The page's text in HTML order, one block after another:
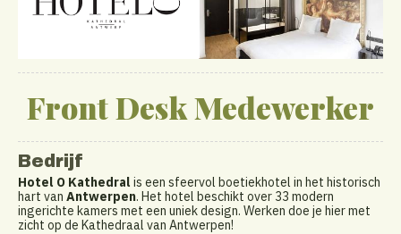
Front Desk Medewerker
Bedrijf
Hotel O Kathedral is een sfeervol boetiekhotel in het historisch
hart van Antwerpen. Het hotel beschikt over 33 modern
ingerichte kamers met een uniek design. Werken doe je hier met
zicht op de Kathedraal van Antwerpen!